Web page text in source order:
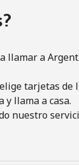
llamar a
tarjetas de
y llama a casa.
nuestro